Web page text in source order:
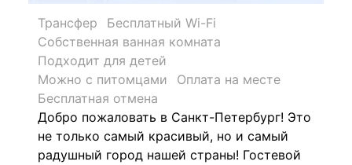
Трансфер
Бесплатный Wi-Fi
Собственная ванная комната
Подходит для детей
Можно с питомцами
Оплата на месте
Бесплатная отмена
Добро пожаловать в Санкт-Петербург! Это
не только самый красивый, но и самый
радушный город нашей страны! Гостевой